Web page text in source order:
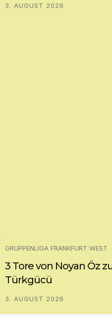
3. AUGUST 2026
GRUPPENLIGA FRANKFURT WEST
3 Tore von Noyan Öz
Türkgücü
3. AUGUST 2026